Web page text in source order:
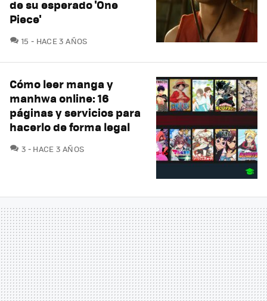
de su esperado 'One
Piece'
15 COMENTARIOS
HACE 3 AÑOS
Cómo leer manga y
manhwa online: 16
páginas y servicios para
hacerlo de forma legal
3 COMENTARIOS
HACE 3 AÑOS